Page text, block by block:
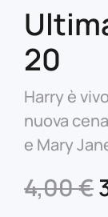
20
Harry è
nuova
e Mary
4,00€